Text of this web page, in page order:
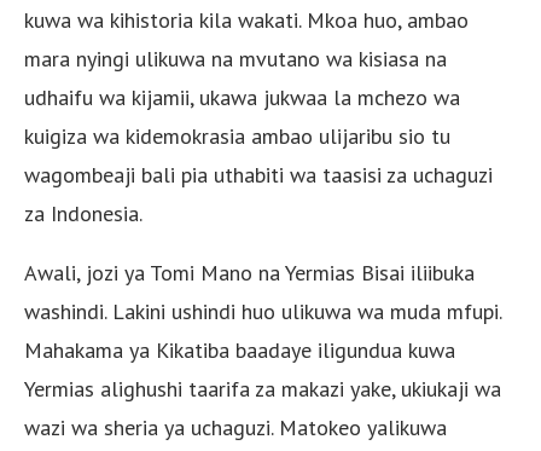
kuwa wa kihistoria kila wakati. Mkoa huo, ambao
mara nyingi ulikuwa na mvutano wa kisiasa na
udhaifu wa kijamii, ukawa jukwaa la mchezo wa
kuigiza wa kidemokrasia ambao ulijaribu sio tu
wagombeaji bali pia uthabiti wa taasisi za uchaguzi
za Indonesia.
Awali, jozi ya Tomi Mano na Yermias Bisai iliibuka
washindi. Lakini ushindi huo ulikuwa wa muda mfupi.
Mahakama ya Kikatiba baadaye iligundua kuwa
Yermias alighushi taarifa za makazi yake, ukiukaji wa
wazi wa sheria ya uchaguzi. Matokeo yalikuwa